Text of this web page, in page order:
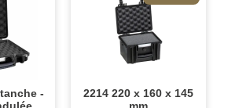
-
2214 220 x 160 x 145